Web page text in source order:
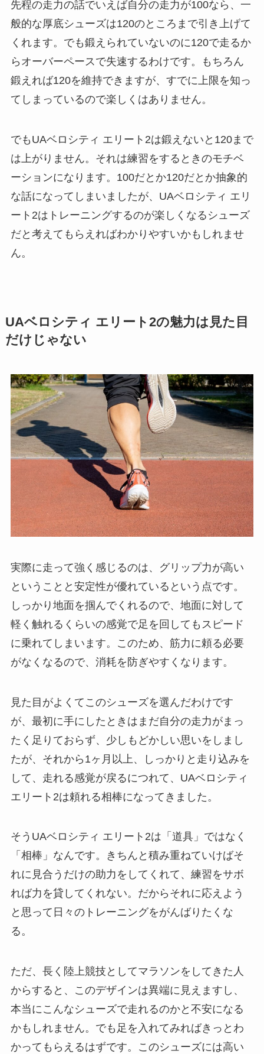
先程の走力の話でいえば自分の走力が100なら、一
般的な厚底シューズは120のところまで引き上げて
くれます。でも鍛えられていないのに120で走るか
らオーバーペースで失速するわけです。もちろん
鍛えれば120を維持できますが、すでに上限を知っ
てしまっているので楽しくはありません。
でもUAベロシティ エリート2は鍛えないと120まで
は上がりません。それは練習をするときのモチベ
ーションになります。100だとか120だとか抽象的
な話になってしまいましたが、UAベロシティ エリ
ート2はトレーニングするのが楽しくなるシューズ
だと考えてもらえればわかりやすいかもしれませ
ん。
UAベロシティ エリート2の魅力は見た目
だけじゃない
実際に走って強く感じるのは、グリップ力が高い
ということと安定性が優れているという点です。
しっかり地面を掴んでくれるので、地面に対して
軽く触れるくらいの感覚で足を回してもスピード
に乗れてしまいます。このため、筋力に頼る必要
がなくなるので、消耗を防ぎやすくなります。
見た目がよくてこのシューズを選んだわけです
が、最初に手にしたときはまだ自分の走力がまっ
たく足りておらず、少しもどかしい思いをしまし
たが、それから1ヶ月以上、しっかりと走り込みを
して、走れる感覚が戻るにつれて、UAベロシティ
エリート2は頼れる相棒になってきました。
そうUAベロシティ エリート2は「道具」ではなく
「相棒」なんです。きちんと積み重ねていけばそ
れに見合うだけの助力をしてくれて、練習をサボ
れば力を貸してくれない。だからそれに応えよう
と思って日々のトレーニングをがんばりたくな
る。
ただ、長く陸上競技としてマラソンをしてきた人
からすると、このデザインは異端に見えますし、
本当にこんなシューズで走れるのかと不安になる
かもしれません。でも足を入れてみればきっとわ
かってもらえるはずです。このシューズには高い